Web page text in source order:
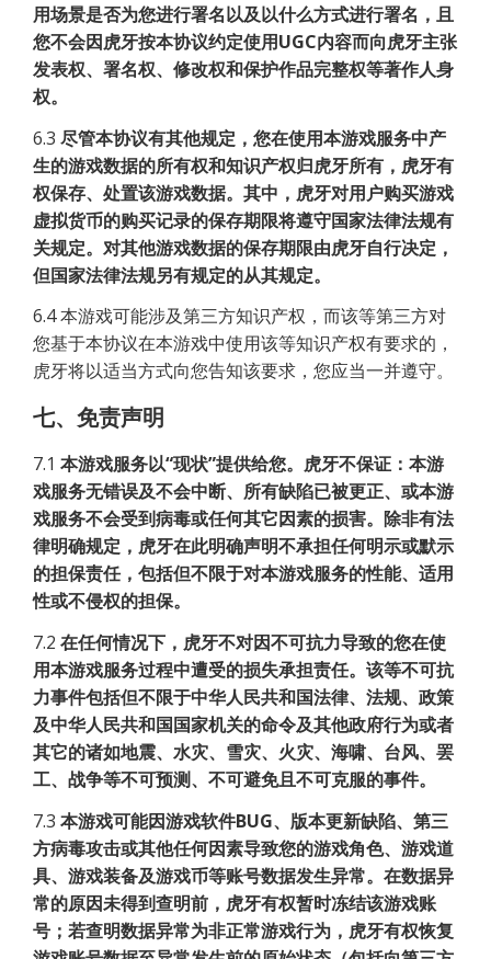
用场景是否为您进行署名以及以什么方式进行署名，且
您不会因虎牙按本协议约定使用UGC内容而向虎牙主张
发表权、署名权、修改权和保护作品完整权等著作人身
权。
6.3 尽管本协议有其他规定，您在使用本游戏服务中产
生的游戏数据的所有权和知识产权归虎牙所有，虎牙有
权保存、处置该游戏数据。其中，虎牙对用户购买游戏
虚拟货币的购买记录的保存期限将遵守国家法律法规有
关规定。对其他游戏数据的保存期限由虎牙自行决定，
但国家法律法规另有规定的从其规定。
6.4 本游戏可能涉及第三方知识产权，而该等第三方对
您基于本协议在本游戏中使用该等知识产权有要求的，
虎牙将以适当方式向您告知该要求，您应当一并遵守。
七、免责声明
7.1 本游戏服务以“现状”提供给您。虎牙不保证：本游
戏服务无错误及不会中断、所有缺陷已被更正、或本游
戏服务不会受到病毒或任何其它因素的损害。除非有法
律明确规定，虎牙在此明确声明不承担任何明示或默示
的担保责任，包括但不限于对本游戏服务的性能、适用
性或不侵权的担保。
7.2 在任何情况下，虎牙不对因不可抗力导致的您在使
用本游戏服务过程中遭受的损失承担责任。该等不可抗
力事件包括但不限于中华人民共和国法律、法规、政策
及中华人民共和国国家机关的命令及其他政府行为或者
其它的诸如地震、水灾、雪灾、火灾、海啸、台风、罢
工、战争等不可预测、不可避免且不可克服的事件。
7.3 本游戏可能因游戏软件BUG、版本更新缺陷、第三
方病毒攻击或其他任何因素导致您的游戏角色、游戏道
具、游戏装备及游戏币等账号数据发生异常。在数据异
常的原因未得到查明前，虎牙有权暂时冻结该游戏账
号；若查明数据异常为非正常游戏行为，虎牙有权恢复